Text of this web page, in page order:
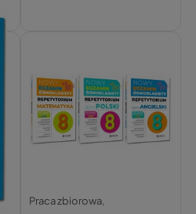
Praca zbiorowa,